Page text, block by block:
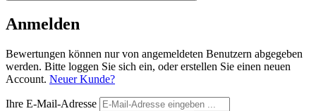
Anmelden
Bewertungen können nur von angemeldeten Benutzern abgegeben
werden. Bitte loggen Sie sich ein, oder erstellen Sie einen neuen
Account. Neuer Kunde?
Ihre E-Mail-Adresse